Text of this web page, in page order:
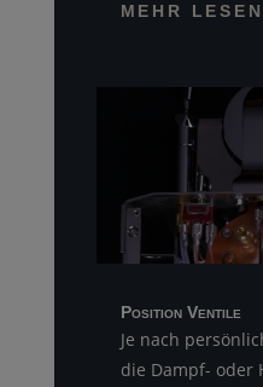
MEHR LESEN
Position Ventile
Je nach
die Dampf- oder